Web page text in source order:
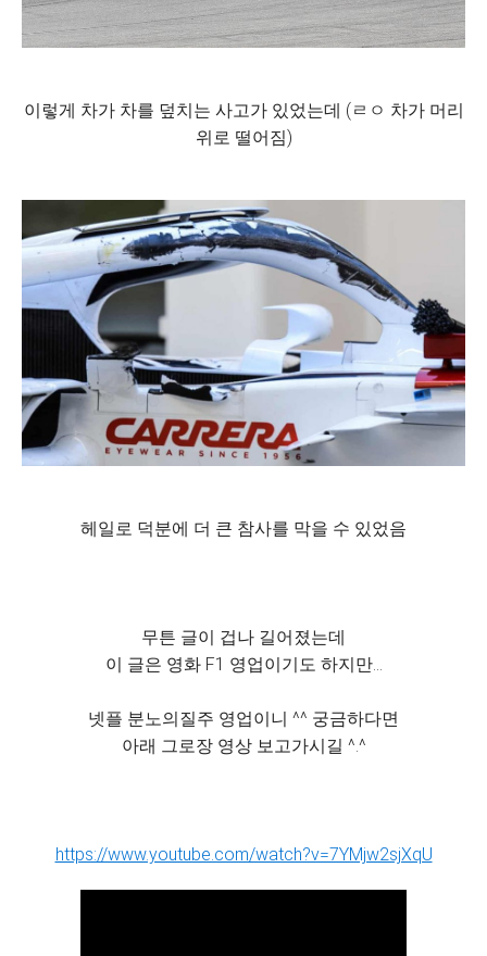
이렇게 차가 차를 덮치는 사고가 있었는데 (ㄹㅇ 차가 머리
위로 떨어짐)
헤일로 덕분에 더 큰 참사를 막을 수 있었음
무튼 글이 겁나 길어졌는데
이 글은 영화 F1 영업이기도 하지만...
넷플 분노의질주 영업이니 ^^ 궁금하다면
아래 그로장 영상 보고가시길 ^.^
https://www.youtube.com/watch?v=7YMjw2sjXqU